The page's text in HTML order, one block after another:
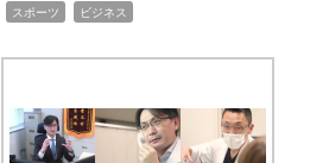
スポーツ ビジネス